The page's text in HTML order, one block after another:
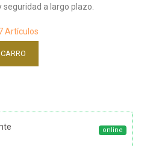
a largo plazo.
Artículos
online